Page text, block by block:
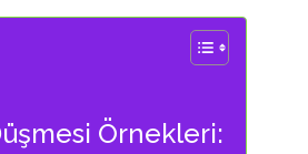
Örnekleri: